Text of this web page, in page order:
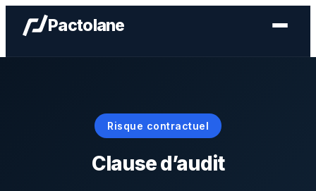
Pactolane
Risque contractuel
Clause d’audit